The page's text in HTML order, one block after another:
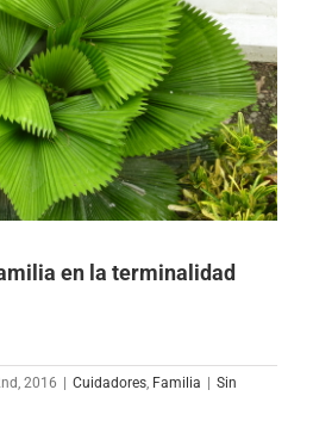
en la terminalidad
2016 | Cuidadores Familia | Sin